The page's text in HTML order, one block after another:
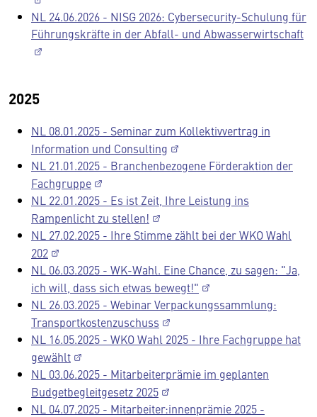
NL 24.06.2026 - NISG 2026: Cybersecurity-Schulung für
Führungskräfte in der Abfall- und Abwasserwirtschaft
2025
NL 08.01.2025 - Seminar zum Kollektivvertrag in
Information und Consulting
NL 21.01.2025 - Branchenbezogene Förderaktion der
Fachgruppe
NL 22.01.2025 - Es ist Zeit, Ihre Leistung ins
Rampenlicht zu stellen!
NL 27.02.2025 - Ihre Stimme zählt bei der WKO Wahl
202
NL 06.03.2025 - WK-Wahl. Eine Chance, zu sagen: "Ja,
ich will, dass sich etwas bewegt!"
NL 26.03.2025 - Webinar Verpackungssammlung:
Transportkostenzuschuss
NL 16.05.2025 - WKO Wahl 2025 - Ihre Fachgruppe hat
gewählt
NL 03.06.2025 - Mitarbeiterprämie im geplanten
Budgetbegleitgesetz 2025
NL 04.07.2025 - Mitarbeiter:innenprämie 2025 -